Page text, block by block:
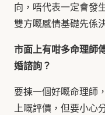
向，唔代表一定會發
雙方嘅感情基礎先係
市面上有咁多命理師
婚諮詢？
要揀一個好嘅命理師
上嘅評價，但要小心